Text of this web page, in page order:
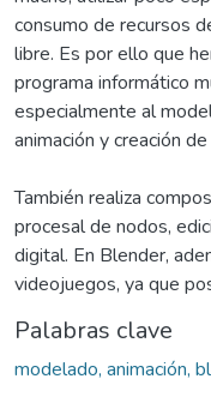
consumo de recursos
libre. Es por ello que
programa informático
especialmente al
animación y creación
También realiza
procesal de nodos,
digital. En Blender,
videojuegos, ya que
Palabras clave
modelado, animación,